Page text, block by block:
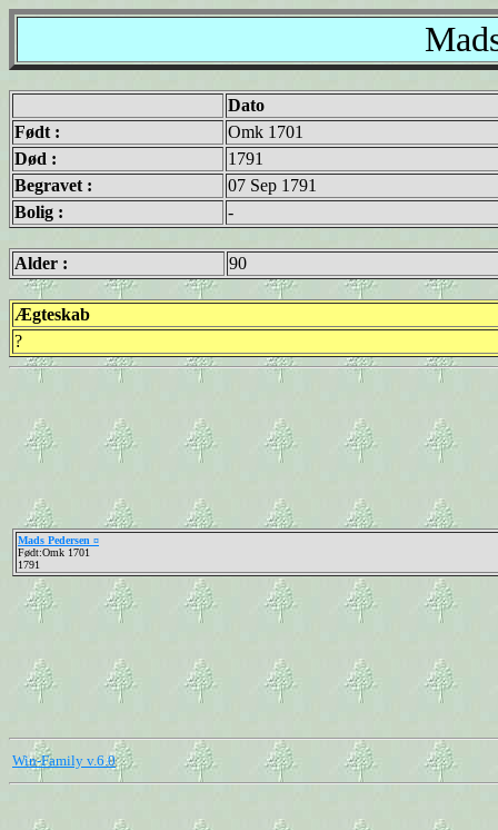
Dato
Født :
Omk 1701
Død :
1791
Begravet :
07 Sep 1791
Bolig :
-
Alder : 90
Ægteskab
?
Mads Pedersen ¤
Født:Omk 1701
1791
Win-Family v.6.0